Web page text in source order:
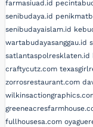
farmasiuad.id
senibudaya.id
senibudayaislam.id
wartabudayasanggau.id
satlantaspolresklaten.id
craftycutz.com
zorrosrestaurant.com
fullhousesa.com